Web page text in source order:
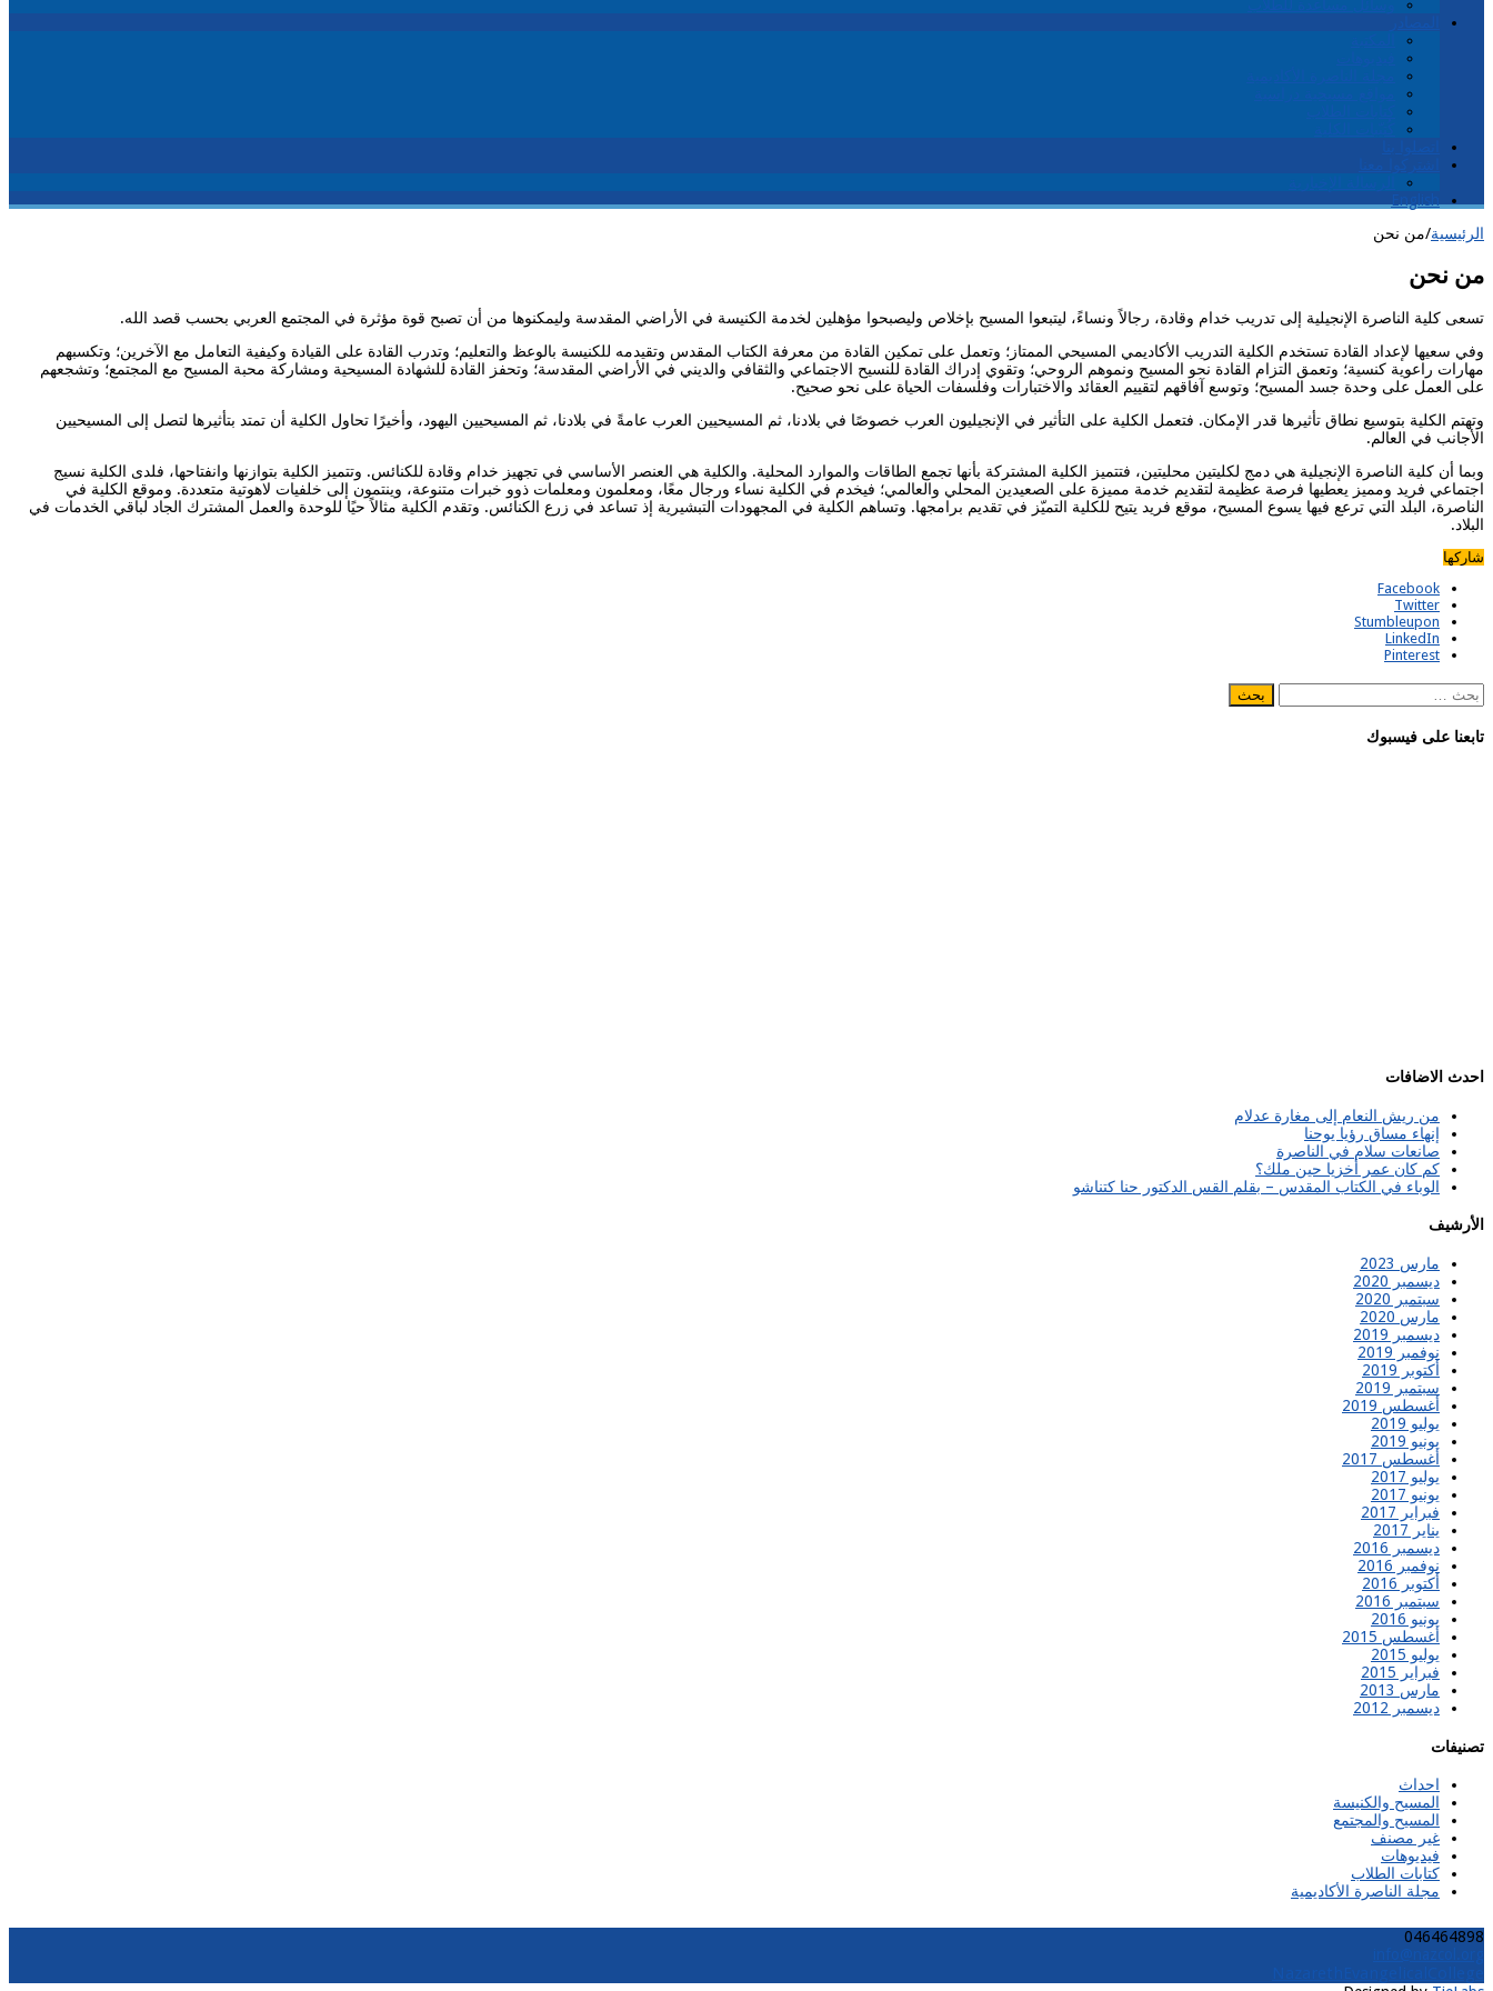
الرئيسية/من نحن
من نحن
تسعى كلية الناصرة الإنجيلية إلى تدريب خدام وقادة، رجالاً ونساءً، ليتبعوا المسيح بإخلاص وليصبحوا مؤهلين لخدمة الكنيسة في الأراضي المقدسة وليمكنوها من أن تصبح قوة مؤثرة في المجتمع العربي بحسب قصد الله.
وفي سعيها لإعداد القادة تستخدم الكلية التدريب الأكاديمي المسيحي الممتاز؛ وتعمل على تمكين القادة من معرفة الكتاب المقدس وتقيدمه للكنيسة بالوعظ والتعليم؛ وتدرب القادة على القيادة وكيفية التعامل مع الآخرين؛ وتكسبهم
مهارات راعوية كنسية؛ وتعمق التزام القادة نحو المسيح ونموهم الروحي؛ وتقوي إدراك القادة للنسيح الاجتماعي والثقافي والديني في الأراضي المقدسة؛ وتحفز القادة للشهادة المسيحية ومشاركة محبة المسيح مع المجتمع؛ وتشجعهم
على العمل على وحدة جسد المسيح؛ وتوسع آفاقهم لتقييم العقائد والاختبارات وفلسفات الحياة على نحو صحيح.
وتهتم الكلية بتوسيع نطاق تأثيرها قدر الإمكان. فتعمل الكلية على التأثير في الإنجيليون العرب خصوصًا في بلادنا، ثم المسيحيين العرب عامةً في بلادنا، ثم المسيحيين اليهود، وأخيرًا تحاول الكلية أن تمتد بتأثيرها لتصل إلى المسيحيين
الأجانب في العالم.
وبما أن كلية الناصرة الإنجيلية هي دمج لكليتين محليتين، فتتميز الكلية المشتركة بأنها تجمع الطاقات والموارد المحلية. والكلية هي العنصر الأساسي في تجهيز خدام وقادة للكنائس. وتتميز الكلية بتوازنها وانفتاحها، فلدى الكلية نسيج
اجتماعي فريد ومميز يعطيها فرصة عظيمة لتقديم خدمة مميزة على الصعيدين المحلي والعالمي؛ فيخدم في الكلية نساء ورجال معًا، ومعلمون ومعلمات ذوو خبرات متنوعة، وينتمون إلى خلفيات لاهوتية متعددة. وموقع الكلية في
الناصرة، البلد التي ترعع فيها يسوع المسيح، موقع فريد يتيح للكلية التميّز في تقديم برامجها. وتساهم الكلية في المجهودات التبشيرية إذ تساعد في زرع الكنائس. وتقدم الكلية مثالاً حيًا للوحدة والعمل المشترك الجاد لباقي الخدمات في
البلاد.
شاركها
Facebook
Twitter
Stumbleupon
LinkedIn
Pinterest
البحث
عن:
تابعنا على فيسبوك
احدث الاضافات
من ريش النعام إلى مغارة عدلام
إنهاء مساق رؤيا يوحنا
صانعات سلام في الناصرة
كم كان عمر أخزيا حين ملك؟
الوباء في الكتاب المقدس – بقلم القس الدكتور حنا كتناشو
الأرشيف
مارس 2023
ديسمبر 2020
سبتمبر 2020
مارس 2020
ديسمبر 2019
نوفمبر 2019
أكتوبر 2019
سبتمبر 2019
أغسطس 2019
يوليو 2019
يونيو 2019
أغسطس 2017
يوليو 2017
يونيو 2017
فبراير 2017
يناير 2017
ديسمبر 2016
نوفمبر 2016
أكتوبر 2016
سبتمبر 2016
يونيو 2016
أغسطس 2015
يوليو 2015
فبراير 2015
مارس 2013
ديسمبر 2012
تصنيفات
احداث
المسيح والكنيسة
المسيح والمجتمع
غير مصنف
فيديوهات
كتابات الطلاب
مجلة الناصرة الأكاديمية
046464898